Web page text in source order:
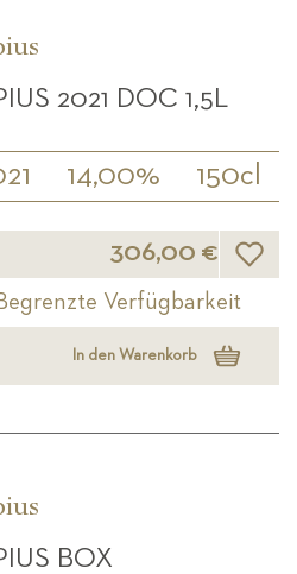
2021 DOC 1,5L
14,00% 150cl
306,00 €
Verfügbarkeit
In den Warenkorb
BOX